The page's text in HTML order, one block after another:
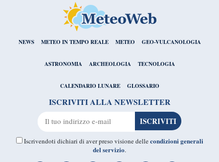
NEWS METEO IN TEMPO REALE METEO GEO-VULCANOLOGIA
ASTRONOMIA ARCHEOLOGIA TECNOLOGIA
CALENDARIO LUNARE GLOSSARIO
ISCRIVITI ALLA NEWSLETTER
Iscrivendoti dichiari di aver preso visione dellecondizioni generali
del servizio.